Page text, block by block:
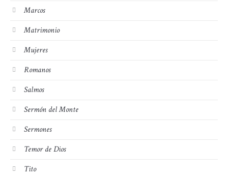
Marcos
Matrimonio
Mujeres
Romanos
Salmos
Sermón del Monte
Sermones
Temor de Dios
Tito